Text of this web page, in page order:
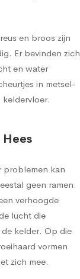
en broos zijn
Er bevinden zich
en water
in metsel-
problemen kan
geen ramen.
verhoogde
lucht die
kelder. Op die
vormen
zich mee.